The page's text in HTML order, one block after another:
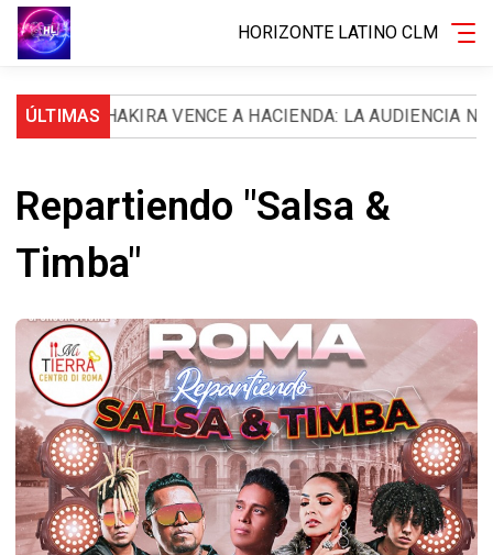
HORIZONTE LATINO CLM
ÚLTIMAS
SHAKIRA VENCE A HACIENDA: LA AUDIENCIA
Repartiendo "Salsa &
Timba"